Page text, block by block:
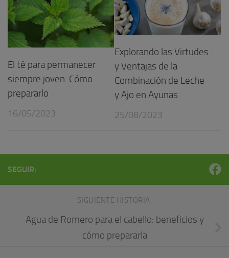
El té para permanecer
siempre joven. Cómo
prepararlo
16/05/2023
Explorando las Virtudes
y Ventajas de la
Combinación de Leche
y Ajo en Ayunas
25/08/2023
SEGUIR:
SIGUIENTE HISTORIA
Agua de Romero para el cabello: beneficios y
cómo prepararla